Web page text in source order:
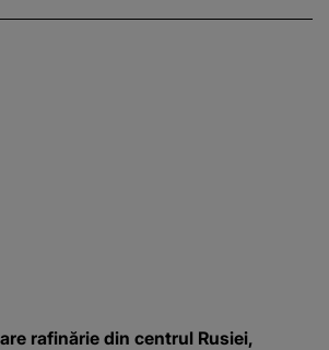
rafinărie din centrul Rusiei,